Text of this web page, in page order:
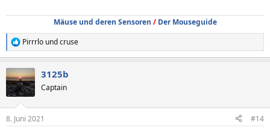
Mäuse und deren Sensoren / Der Mouseguide
R
e
k
t
i
e
Pirrrlo undcruse
3125b
Captain
8. Juni 2021 #14